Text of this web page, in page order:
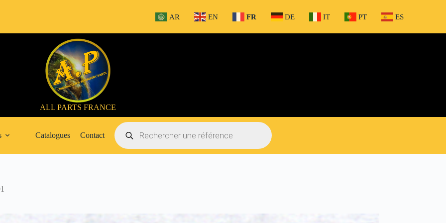
AR EN FR DE IT PT ES
ALL PARTS FRANCE
Catalogues Contact
Recherche
de
produits